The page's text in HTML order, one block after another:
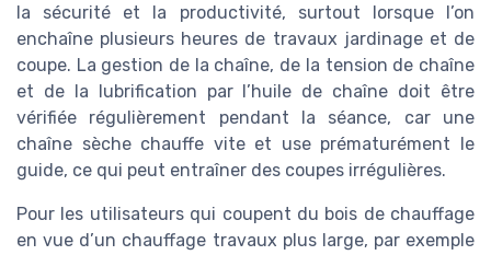
la sécurité et la productivité, surtout lorsque l’on
enchaîne plusieurs heures de travaux jardinage et de
coupe. La gestion de la chaîne, de la tension de chaîne
et de la lubrification par l’huile de chaîne doit être
vérifiée régulièrement pendant la séance, car une
chaîne sèche chauffe vite et use prématurément le
guide, ce qui peut entraîner des coupes irrégulières.
Pour les utilisateurs qui coupent du bois de chauffage
en vue d’un chauffage travaux plus large, par exemple